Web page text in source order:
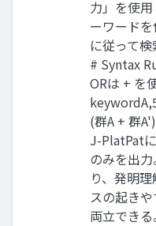
力」を使
ーワード
に従って検
# Syntax
ORは + を
(群A + 群
J-PlatPat
のみを出
り、発明
スの起き
両立でき